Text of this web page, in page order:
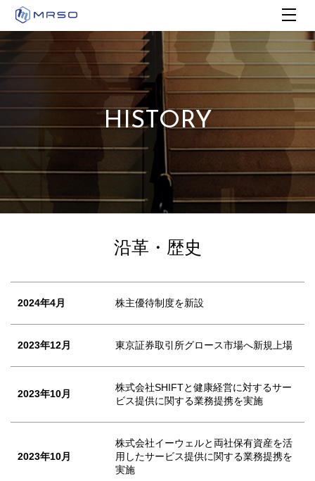
HISTORY
沿革・歴史
2024年4月 株主優待制度を新設
2023年12月 東京証券取引所グロース市場へ新規上場
2023年10月
株式会社SHIFTと健康経営に対するサー
ビス提供に関する業務提携を実施
2023年10月
株式会社イーウェルと両社保有資産を活
用したサービス提供に関する業務提携を
実施